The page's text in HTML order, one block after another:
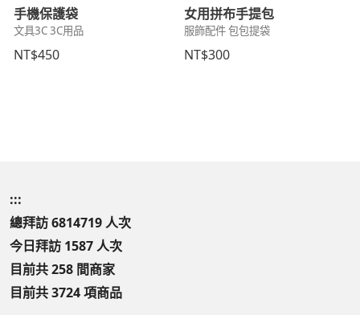
手機保護袋
文具3C 3C用品
NT$450
女用拼布手提包
服飾配件 包包提袋
NT$300
:::
總拜訪 6814719 人次
今日拜訪 1587 人次
目前共 258 間商家
目前共 3724 項商品